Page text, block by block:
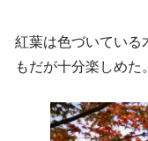
紅葉は色づいている
もだが十分楽しめた。